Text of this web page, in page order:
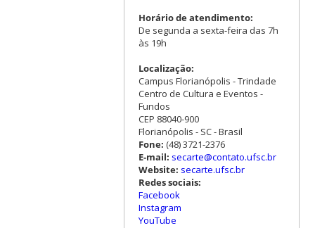
Horário de atendimento:
De segunda a sexta-feira das 7h
às 19h
Localização:
Campus Florianópolis - Trindade
Centro de Cultura e Eventos -
Fundos
CEP 88040-900
Florianópolis - SC - Brasil
Fone: (48) 3721-2376
E-mail: secarte@contato.ufsc.br
Website: secarte.ufsc.br
Redes sociais:
Facebook
Instagram
YouTube